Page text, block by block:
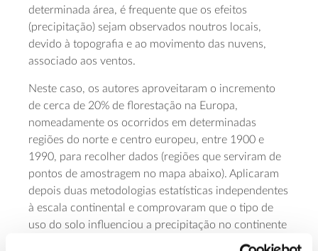
determinada área, é frequente que os efeitos
(precipitação) sejam observados noutros locais,
devido à topografia e ao movimento das nuvens,
associado aos ventos.
Neste caso, os autores aproveitaram o incremento
de cerca de 20% de florestação na Europa,
nomeadamente os ocorridos em determinadas
regiões do norte e centro europeu, entre 1900 e
1990, para recolher dados (regiões que serviram de
pontos de amostragem no mapa abaixo). Aplicaram
depois duas metodologias estatísticas independentes
à escala continental e comprovaram que o tipo de
uso do solo influenciou a precipitação no continente